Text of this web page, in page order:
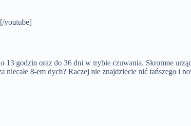
youtube]
13 godzin oraz do 36 dni w trybie czuwania. Skromne
niecałe 8-em dych? Raczej nie znajdziecie nić tańszego i